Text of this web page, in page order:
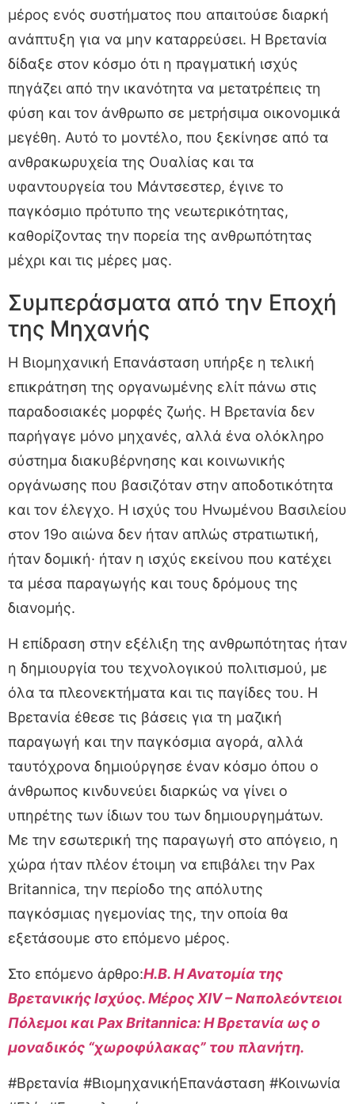
μέρος ενός συστήματος που απαιτούσε διαρκή
ανάπτυξη για να μην καταρρεύσει. Η Βρετανία
δίδαξε στον κόσμο ότι η πραγματική ισχύς
πηγάζει από την ικανότητα να μετατρέπεις τη
φύση και τον άνθρωπο σε μετρήσιμα οικονομικά
μεγέθη. Αυτό το μοντέλο, που ξεκίνησε από τα
ανθρακωρυχεία της Ουαλίας και τα
υφαντουργεία του Μάντσεστερ, έγινε το
παγκόσμιο πρότυπο της νεωτερικότητας,
καθορίζοντας την πορεία της ανθρωπότητας
μέχρι και τις μέρες μας.
Συμπεράσματα από την Εποχή
της Μηχανής
Η Βιομηχανική Επανάσταση υπήρξε η τελική
επικράτηση της οργανωμένης ελίτ πάνω στις
παραδοσιακές μορφές ζωής. Η Βρετανία δεν
παρήγαγε μόνο μηχανές, αλλά ένα ολόκληρο
σύστημα διακυβέρνησης και κοινωνικής
οργάνωσης που βασιζόταν στην αποδοτικότητα
και τον έλεγχο. Η ισχύς του Ηνωμένου Βασιλείου
στον 19ο αιώνα δεν ήταν απλώς στρατιωτική,
ήταν δομική· ήταν η ισχύς εκείνου που κατέχει
τα μέσα παραγωγής και τους δρόμους της
διανομής.
Η επίδραση στην εξέλιξη της ανθρωπότητας ήταν
η δημιουργία του τεχνολογικού πολιτισμού, με
όλα τα πλεονεκτήματα και τις παγίδες του. Η
Βρετανία έθεσε τις βάσεις για τη μαζική
παραγωγή και την παγκόσμια αγορά, αλλά
ταυτόχρονα δημιούργησε έναν κόσμο όπου ο
άνθρωπος κινδυνεύει διαρκώς να γίνει ο
υπηρέτης των ίδιων του των δημιουργημάτων.
Με την εσωτερική της παραγωγή στο απόγειο, η
χώρα ήταν πλέον έτοιμη να επιβάλει την Pax
Britannica, την περίοδο της απόλυτης
παγκόσμιας ηγεμονίας της, την οποία θα
εξετάσουμε στο επόμενο μέρος.
Στο επόμενο άρθρο:Η.Β. Η Ανατομία της
Βρετανικής Ισχύος. Μέρος XIV – Ναπολεόντειοι
Πόλεμοι και Pax Britannica: Η Βρετανία ως ο
μοναδικός “χωροφύλακας” του πλανήτη.
#Βρετανία #ΒιομηχανικήΕπανάσταση #Κοινωνία